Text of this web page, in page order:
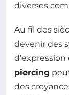
diverses
Au fil des
devenir des
piercing
des